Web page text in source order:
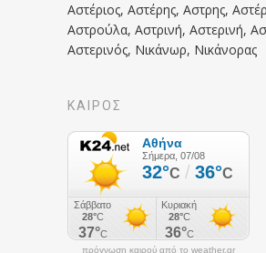
Αστέριος, Αστέρης, Αστρης,
Αστρούλα, Αστρινή, Αστερινή,
Αστερινός, Νικάνωρ, Νικάνορας
ΚΑΙΡΟΣ
πρόγνωση καιρού από το weather.gr